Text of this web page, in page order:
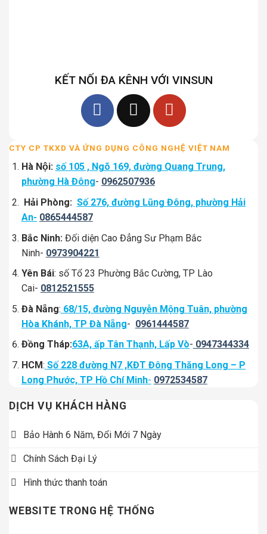
KẾT NỐI ĐA KÊNH VỚI VINSUN
CTY CP TKXD VÀ ỨNG DỤNG CÔNG NGHỆ VIỆT NAM
Hà Nội: số 105 , Ngõ 169, đường Quang Trung,
phường Hà Đông- 0962507936
Hải Phòng: Số 276, đường Lũng Đông, phường Hải
An- 0865444587
Bắc Ninh: Đối diện Cao Đẳng Sư Phạm Bắc
Ninh- 0973904221
Yên Bái: số Tổ 23 Phường Bắc Cường, TP Lào
Cai- 0812521555
Đà Nẵng: 68/15, đường Nguyễn Mộng Tuân, phường
Hòa Khánh, TP Đà Nẵng- 0961444587
Đồng Tháp:63A, ấp Tân Thạnh, Lấp Vò- 0947344334
HCM: Số 228 đường N7 ,KĐT Đông Thăng Long – P
Long Phước, TP Hồ Chí Minh- 0972534587
DỊCH VỤ KHÁCH HÀNG
Bảo Hành 6 Năm, Đổi Mới 7 Ngày
Chính Sách Đại Lý
Hình thức thanh toán
WEBSITE TRONG HỆ THỐNG